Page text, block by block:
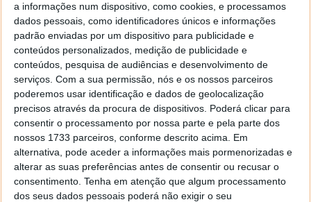
a informações num dispositivo, como cookies, e processamos
dados pessoais, como identificadores únicos e informações
padrão enviadas por um dispositivo para publicidade e
conteúdos personalizados, medição de publicidade e
conteúdos, pesquisa de audiências e desenvolvimento de
serviços. Com a sua permissão, nós e os nossos parceiros
poderemos usar identificação e dados de geolocalização
precisos através da procura de dispositivos. Poderá clicar para
consentir o processamento por nossa parte e pela parte dos
nossos 1733 parceiros, conforme descrito acima. Em
alternativa, pode aceder a informações mais pormenorizadas e
alterar as suas preferências antes de consentir ou recusar o
consentimento. Tenha em atenção que algum processamento
dos seus dados pessoais poderá não exigir o seu
Resposta:
Luís,
A imagem do avatar que aparece nos comentários
está associada ao endereço de email que está
registado no serviço Gravar.
Este integra-se com o serviço de comentários e pode
ser gerido facilmente por si. A forma simples de o
fazer foi apresentada na altura em que ativámos
essa funcionalidade: